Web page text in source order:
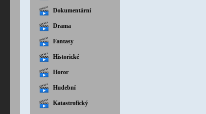
Dokumentární
Drama
Fantasy
Historické
Horor
Hudební
Katastrofický